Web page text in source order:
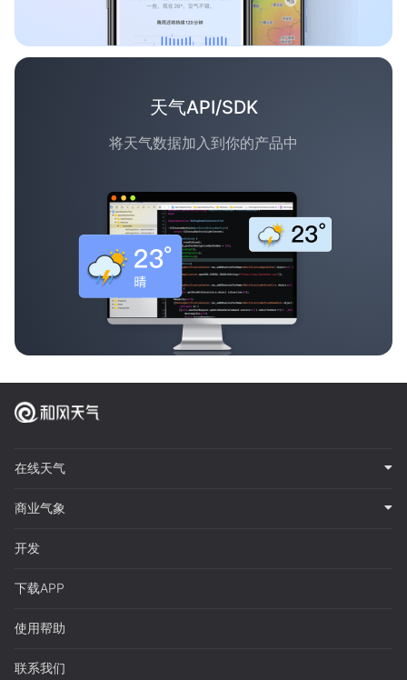
天气API/SDK
将天气数据加入到你的产品中
在线天气
商业气象
开发
下载APP
使用帮助
联系我们